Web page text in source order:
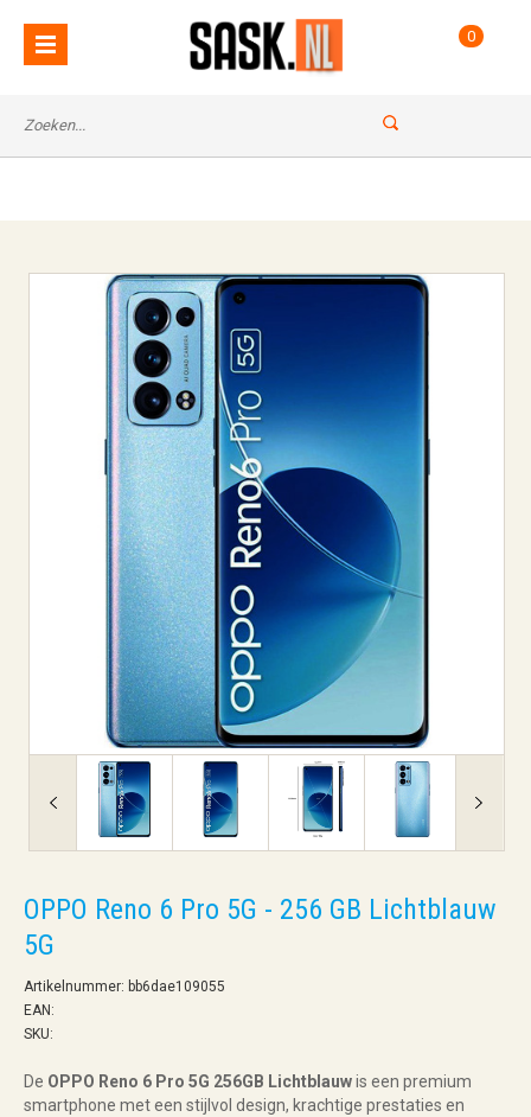
: Undefined index: name in
/var/www/vhosts/sask.nl/httpdocs/classes/ccms.class.php on line
0
OPPO Reno 6 Pro 5G - 256 GB Lichtblauw
5G
Artikelnummer: bb6dae109055
EAN:
SKU:
De OPPO Reno 6 Pro 5G 256GB Lichtblauwis een premium
smartphone met een stijlvol design, krachtige prestaties en